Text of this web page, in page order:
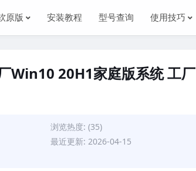
原版 安装教程 型号查询 使用技巧
Win10 20H1家庭版系统 工厂
浏览热度: (35)
最近更新: 2026-04-15